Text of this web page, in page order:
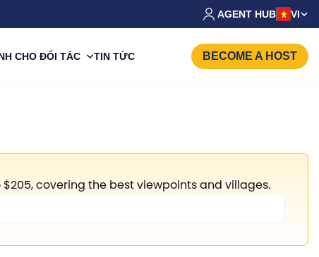
AGENT HUB VI
CHO ĐỐI TÁC TIN TỨC BECOME A HOST
covering the best viewpoints and villages.